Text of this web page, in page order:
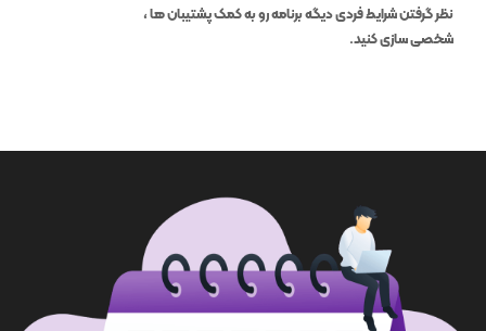
نظر گرفتن شرایط فردی دیگه برنامه رو به کمک پشتیبان ها ،
شخصی سازی کنید.